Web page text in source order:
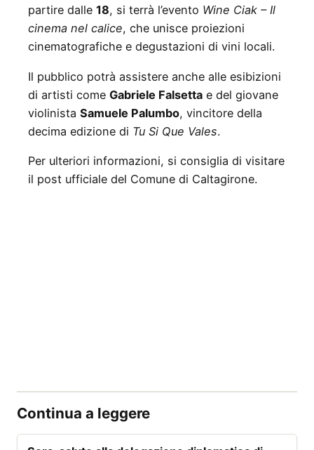
partire dalle 18, si terrà l’evento Wine Ciak – Il
cinema nel calice, che unisce proiezioni
cinematografiche e degustazioni di vini locali.
Il pubblico potrà assistere anche alle esibizioni
di artisti come Gabriele Falsetta e del giovane
violinista Samuele Palumbo, vincitore della
decima edizione di Tu Si Que Vales.
Per ulteriori informazioni, si consiglia di visitare
il post ufficiale del Comune di Caltagirone.
Continua a leggere